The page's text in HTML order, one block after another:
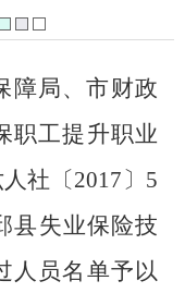
障局、市财政
职工提升职业
社〔2017 〕 5
县失业保险技
人员名单予以